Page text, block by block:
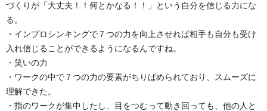
づくりが「大丈夫！！何とかなる！！」という自分を信じる力にな
る。
・インプロシンキングで７つの力を向上させれば相手も自分も受け
入れ信じることができるようになるんですね。
・笑いの力
・ワークの中で７つの力の要素がちりばめられており、スムーズに
理解できた。
・指のワークが集中したし、目をつむって動き回っても、他の人と